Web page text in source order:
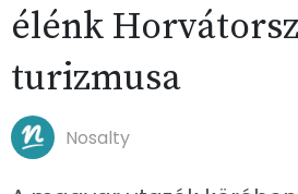
élénk
turizmusa
Nosalty